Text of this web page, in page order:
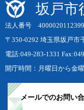
坂戸市
法人番号 4000020112399
〒350-0292 埼玉県坂戸市
電話:049-283-1331
開庁時間：月曜日から金
メールでのお問い